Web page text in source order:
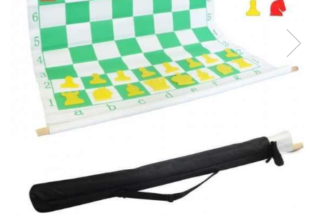
Finaluri
Instruire Generala
Instruire Generala
Lemn De Boxwood
Lemn De Carpen (hornbeam)
Lemn De Sheesham
Piese De Sah Tematice Din Plastic
Piese Din Lemn
Piese Din Plastic